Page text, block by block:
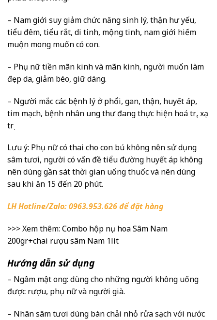
– Nam giới suy giảm chức năng sinh lý, thận hư yếu,
tiểu đêm, tiểu rắt, di tinh, mộng tinh, nam giới hiếm
muộn mong muốn có con.
– Phụ nữ tiền mãn kinh và mãn kinh, người muốn làm
đẹp da, giảm béo, giữ dáng.
– Người mắc các bệnh lý ở phổi, gan, thận, huyết áp,
tim mạch, bệnh nhân ung thư đang thực hiện hoá trị, xạ
trị
Lưu ý: Phụ nữ có thai cho con bú không nên sử dụng
sâm tươi, người có vấn đề tiểu đường huyết áp không
nên dùng gần sát thời gian uống thuốc và nên dùng
sau khi ăn 15 đến 20 phút.
LH Hotline/Zalo: 0963.953.626 để đặt hàng
>>> Xem thêm: Combo hộp nụ hoa Sâm Nam
200gr+chai rượu sâm Nam 1lit
Hướng dẫn sử dụng
– Ngâm mật ong: dùng cho những người không uống
được rượu, phụ nữ và người già.
– Nhân sâm tươi dùng bàn chải nhỏ rửa sạch với nước